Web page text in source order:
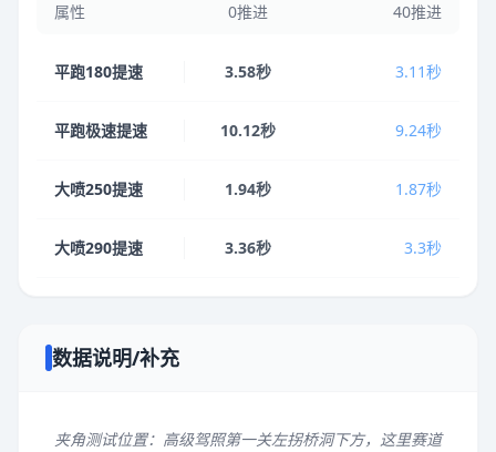
属性 0推进 40推进
平跑180提速 3.58秒 3.11秒
平跑极速提速 10.12秒 9.24秒
大喷250提速 1.94秒 1.87秒
大喷290提速 3.36秒 3.3秒
数据说明/补充
夹角测试位置：高级驾照第一关左拐桥洞下方，这里赛道